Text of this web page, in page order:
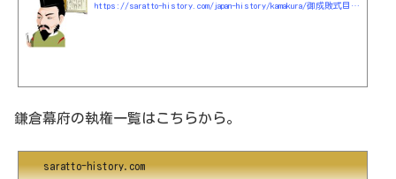
https://saratto-history.com/japan-history/kamakura/御成敗式目を制定した鎌倉幕府中興の祖・北条泰
鎌倉幕府の執権一覧はこちらから。
saratto-history.com